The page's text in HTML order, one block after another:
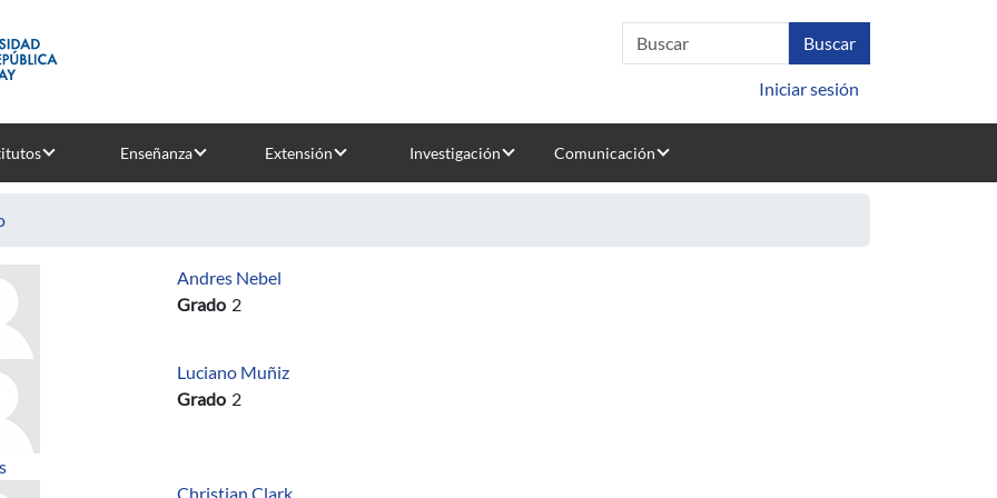
Iniciar sesión
Enseñanza Extensión Investigación Comunicación
Andres Nebel
Grado 2
Luciano Muñiz
Grado 2
sobre Taller para Fortalecer Habilidades Blandas
Christian Clark